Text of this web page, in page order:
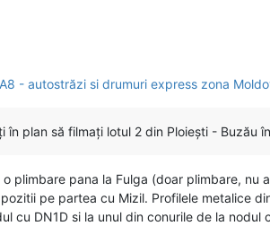
- autostrăzi si drumuri express zona
în plan să filmați lotul 2 din Ploiești - Buzău
plimbare pana la Fulga (doar plimbare, nu
pe partea cu Mizil. Profilele metalice
cu DN1D si la unul din conurile de la